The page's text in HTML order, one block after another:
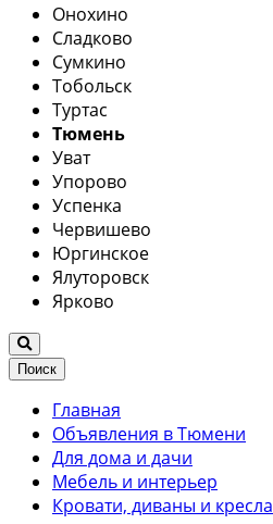
Онохино
Сладково
Сумкино
Тобольск
Туртас
Тюмень
Уват
Упорово
Успенка
Червишево
Юргинское
Ялуторовск
Ярково
Поиск
Главная
Объявления в Тюмени
Для дома и дачи
Мебель и интерьер
Кровати, диваны и кресла